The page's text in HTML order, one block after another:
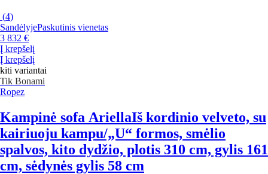
(4)
SandėlyjePaskutinis vienetas
3 832 €
Į krepšelį
Į krepšelį
kiti variantai
Tik Bonami
Ropez
Kampinė sofa AriellaIš kordinio velveto, su
kairiuoju kampu/„U“ formos, smėlio
spalvos, kito dydžio, plotis 310 cm, gylis 161
cm, sėdynės gylis 58 cm